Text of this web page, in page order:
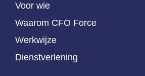
Voor wie
Waarom CFO Force
Werkwijze
Dienstverlening